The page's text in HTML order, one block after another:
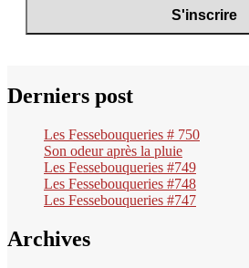
Derniers post
Les Fessebouqueries # 750
Son odeur après la pluie
Les Fessebouqueries #749
Les Fessebouqueries #748
Les Fessebouqueries #747
Archives